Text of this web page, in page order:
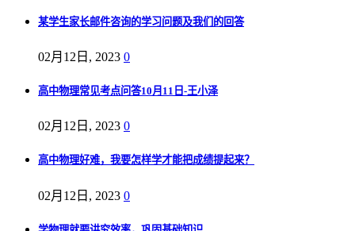
某学生家长邮件咨询的学习问题及我们的回答
02月12日, 2023 0
高中物理常见考点问答10月11日-王小泽
02月12日, 2023 0
高中物理好难，我要怎样学才能把成绩提起来？
02月12日, 2023 0